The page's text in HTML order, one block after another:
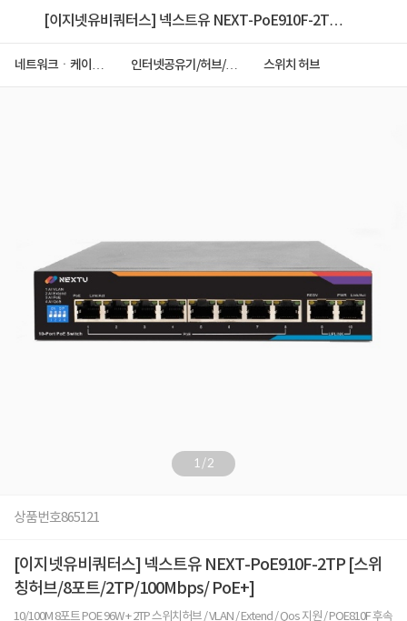
[이지넷유비쿼터스] 넥스트유 NEXT-PoE910F-2TP
네트워크ㆍ케이블
인터넷공유기/허브/랜
스위치 허브
1/2
상품번호865121
[이지넷유비쿼터스] 넥스트유 NEXT-PoE910F-2TP [스위
칭허브/8포트/2TP/100Mbps/ PoE+]
10/100M 8포트 POE 96W + 2TP 스위치허브 / VLAN / Extend / Qos 지원 / POE810F 후속